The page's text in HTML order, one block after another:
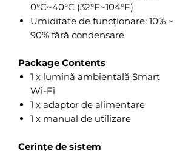
0°C~40°C (32°F~104°F)
Umiditate de funcționare: 10% ~
90% fără condensare
Package Contents
1 x lumină ambientală Smart
Wi-Fi
1 x adaptor de alimentare
1 x manual de utilizare
Cerințe de sistem